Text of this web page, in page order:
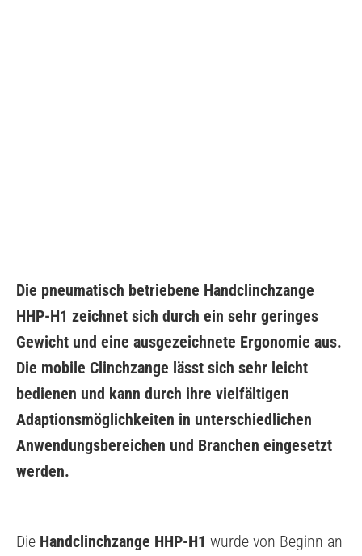
Die pneumatisch betriebene Handclinchzange
HHP-H1 zeichnet sich durch ein sehr geringes
Gewicht und eine ausgezeichnete Ergonomie aus.
Die mobile Clinchzange lässt sich sehr leicht
bedienen und kann durch ihre vielfältigen
Adaptionsmöglichkeiten in unterschiedlichen
Anwendungsbereichen und Branchen eingesetzt
werden.
Die Handclinchzange HHP-H1 wurde von Beginn an